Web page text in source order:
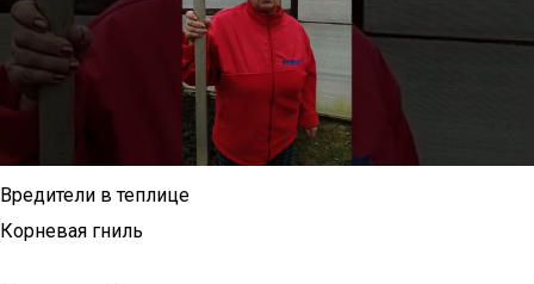
Вредители в теплице
Корневая гниль